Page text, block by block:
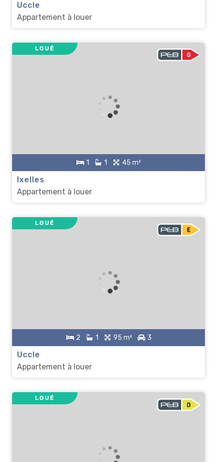
Uccle
Appartement à louer
1 1 45 m²
LOUÉ
Ixelles
Appartement à louer
2 1 95 m² 3
LOUÉ
Uccle
Appartement à louer
LOUÉ